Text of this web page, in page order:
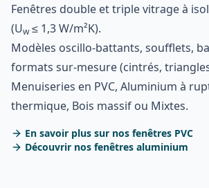
Fenêtres double et triple vitrage à
(Uw≤ 1,3 W/m²K).
Modèles oscillo-battants, soufflets,
formats sur-mesure (cintrés,
Menuiseries en PVC, Aluminium à
thermique, Bois massif ou Mixtes.
En savoir plus sur nos fenêtres PVC
Découvrir nos fenêtres aluminium